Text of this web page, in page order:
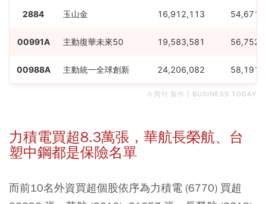
2884 玉山金 16,912,113
00991A 主動復華未來50 19,583,581
00988A 主動統一全球創新 24,206,082
今周刊 製作 | BUSINESS TODAY
力積電買超8.3萬張，華航長榮航、台
塑中鋼都是保險名單
而前10名外資買超個股依序為力積電 (6770) 買超